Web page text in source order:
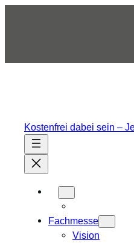
Kostenfrei dabei sein –
Fachmesse
Vision